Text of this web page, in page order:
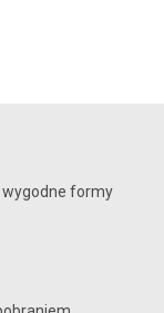
wygodne formy